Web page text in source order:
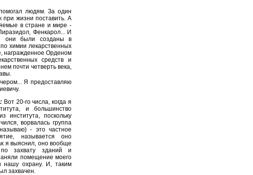
людям. За один
при жизни поставить. А
в стране и мире -
Фенкарол... И
они были созданы в
химии лекарственных
награжденное Орденом
средств и
почти четверть века,
Я предоставляю
Вот 20-го числа, когда я
и большинство
института, поскольку
ворвалась группа
- это частное
называется оно
я выяснил, оно вообще
по захвату зданий и
помещение моего
нашу охрану. И, таким
захвачен.